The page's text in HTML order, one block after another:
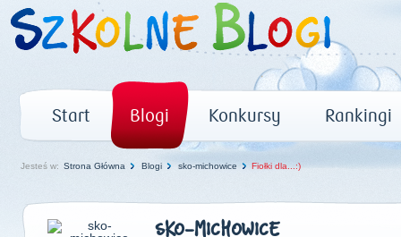
Start Blogi Konkursy Rankingi
Jesteś w: Strona Główna Blogi sko-michowice Fiołki dla...:)
SKO-MICHOWICE